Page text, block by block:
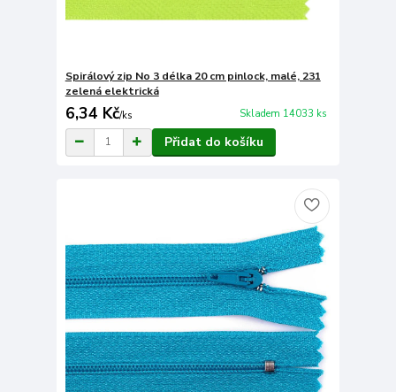
Spirálový zip No 3 délka 20 cm pinlock, malé, 231
zelená elektrická
6,34 Kč/ks Skladem 14033 ks
Přidat do košíku